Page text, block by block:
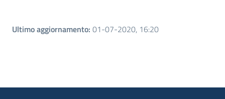
Ultimo aggiornamento: 01-07-2020, 16:20